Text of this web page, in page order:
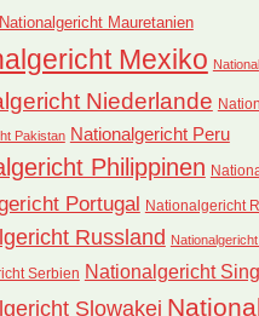
Nationalgericht Mauretanien
Mexiko
Niederlande
Pakistan Nationalgericht Peru
Philippinen
Portugal Nationalgericht
Russland
Serbien Nationalgericht
Slowakei